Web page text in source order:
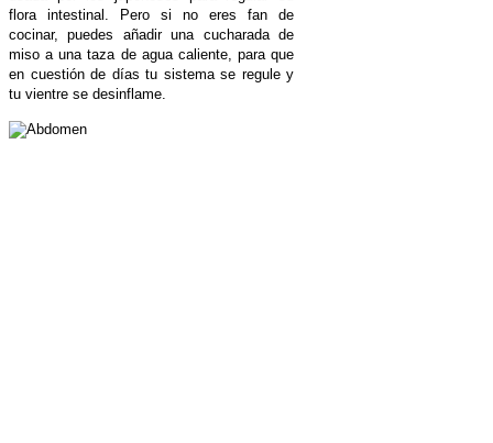
flora intestinal. Pero si no eres fan de
cocinar, puedes añadir una cucharada de
miso a una taza de agua caliente, para que
en cuestión de días tu sistema se regule y
tu vientre se desinflame.